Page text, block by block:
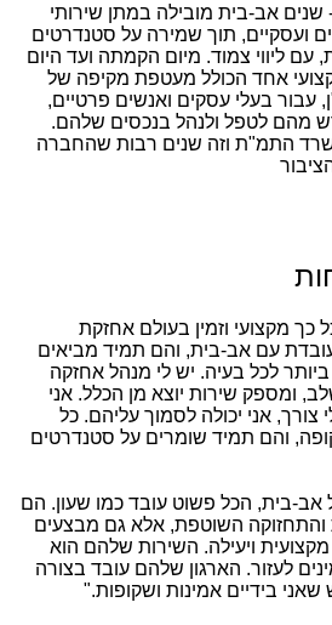
ניסיון של למעלה מ20- שנים אב-בית מובילה במתן שירותי
ועסקיים, תוך שמירה על סטנדרטים
עם ליווי צמוד. מיום הקמתה ועד היום
אחד הכולל מעטפת מקיפה של
עבור בעלי עסקים ואנשים פרטיים,
מהם לטפל ולנהל בנכסים שלהם.
התמ"ת וזה שנים רבות שהחברה
מקצועי וזמין בעולם אחזקת
עם אב-בית, והם תמיד מביאים
לכל בעיה. יש לי מנהל אחזקה
ומספק שירות יוצא מן הכלל. אני
אני יכולה לסמוך עליהם. כל
והם תמיד שומרים על סטנדרטים
אב-בית, הכל פשוט עובד כמו שעון. הם
השוטפת, אלא גם מבצעים
ויעילה. השירות שלהם הוא
זמינים לעזור. הארגון שלהם עובד בצורה
בידיים אמינות ושקופות."